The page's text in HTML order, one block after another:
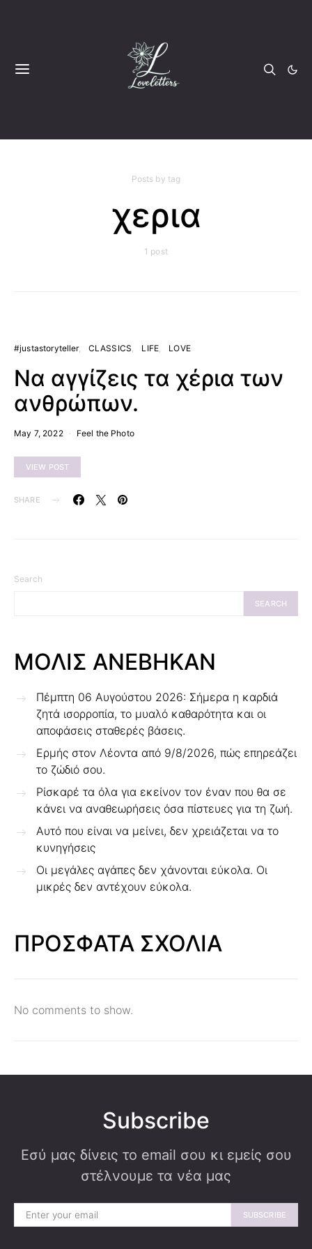
Posts by tag
χερια
1 post
#justastoryteller CLASSICS LIFE LOVE
Να αγγίζεις τα χέρια των
ανθρώπων.
May 7, 2022 Feel the Photo
VIEW POST
SHARE
Search
SEARCH
ΜΟΛΙΣ ΑΝΕΒΗΚΑΝ
Πέμπτη 06 Αυγούστου 2026: Σήμερα η καρδιά
ζητά ισορροπία, το μυαλό καθαρότητα και οι
αποφάσεις σταθερές βάσεις.
Ερμής στον Λέοντα από 9/8/2026, πώς επηρεάζει
το ζώδιό σου.
Ρίσκαρέ τα όλα για εκείνον τον έναν που θα σε
κάνει να αναθεωρήσεις όσα πίστευες για τη ζωή.
Αυτό που είναι να μείνει, δεν χρειάζεται να το
κυνηγήσεις
Οι μεγάλες αγάπες δεν χάνονται εύκολα. Οι
μικρές δεν αντέχουν εύκολα.
ΠΡΟΣΦΑΤΑ ΣΧΟΛΙΑ
No comments to show.
Subscribe
Εσύ μας δίνεις το email σου κι εμείς σου
στέλνουμε τα νέα μας
SUBSCRIBE